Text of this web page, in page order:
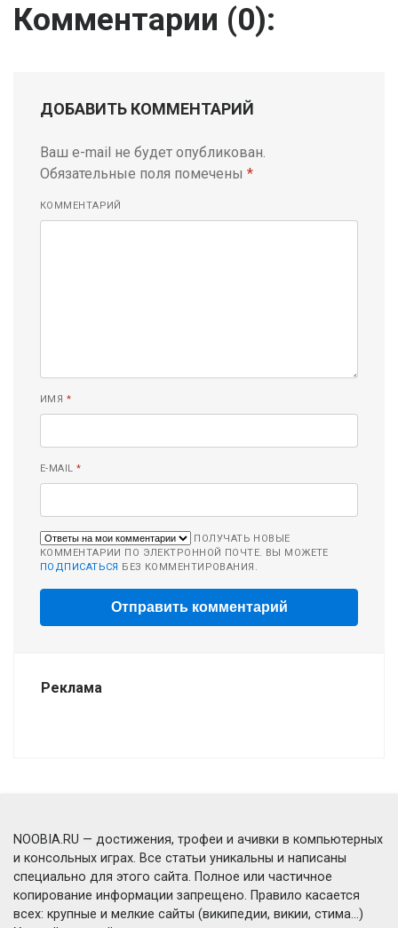
Комментарии (0):
ДОБАВИТЬ КОММЕНТАРИЙ
Ваш e-mail не будет опубликован.
Обязательные поля помечены *
КОММЕНТАРИЙ
ИМЯ *
E-MAIL*
ПОЛУЧАТЬ НОВЫЕ
КОММЕНТАРИИ ПО ЭЛЕКТРОННОЙ ПОЧТЕ. ВЫ МОЖЕТЕ
ПОДПИСАТЬСЯ БЕЗ КОММЕНТИРОВАНИЯ.
Реклама
NOOBIA.RU — достижения, трофеи и ачивки в компьютерных
и консольных играх. Все статьи уникальны и написаны
специально для этого сайта. Полное или частичное
копирование информации запрещено. Правило касается
всех: крупные и мелкие сайты (википедии, викии, стима...)